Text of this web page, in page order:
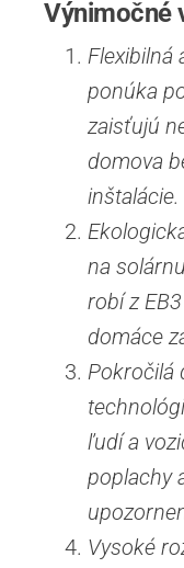
Výnimočné
Flexibilná
ponúka
zaisťujú
domova
inštalácie.
na
robí z
domáce
Pokročilá
ľudí a
poplachy
Vysoké